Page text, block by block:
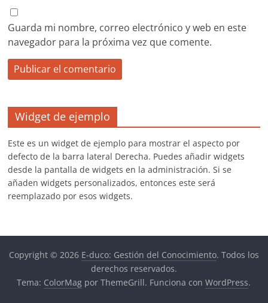
Guarda mi nombre, correo electrónico y web en este
navegador para la próxima vez que comente.
Widget de ejemplo
Este es un widget de ejemplo para mostrar el aspecto por
defecto de la barra lateral Derecha. Puedes añadir widgets
desde la pantalla de widgets en la administración. Si se
añaden widgets personalizados, entonces este será
reemplazado por esos widgets.
Copyright © 2026 E-duco: Gestión del Conocimiento. Todos los
derechos reservados.
Tema: ColorMag por ThemeGrill. Funciona conWordPress.